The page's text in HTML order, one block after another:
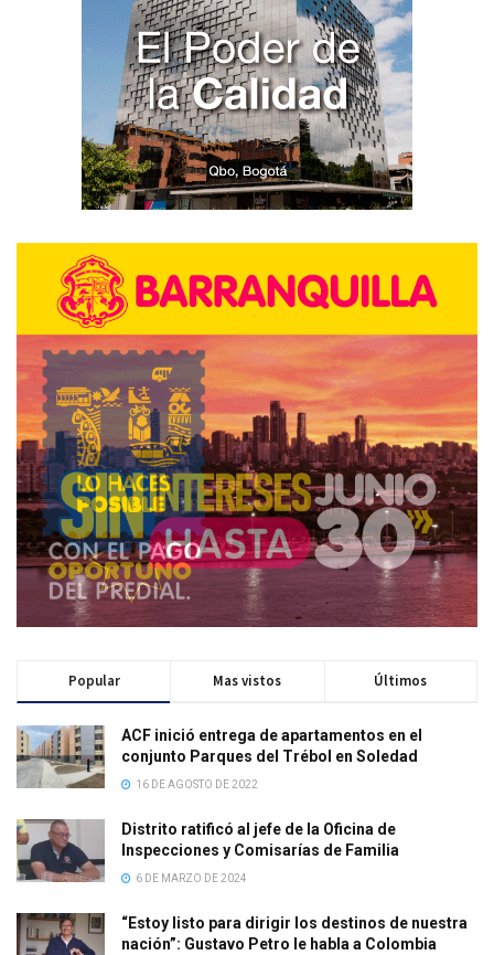
Popular Mas vistos Últimos
ACF inició entrega de apartamentos en el
conjunto Parques del Trébol en Soledad
16 DE AGOSTO DE 2022
Distrito ratificó al jefe de la Oficina de
Inspecciones y Comisarías de Familia
6 DE MARZO DE 2024
“Estoy listo para dirigir los destinos de nuestra
nación”: Gustavo Petro le habla a Colombia